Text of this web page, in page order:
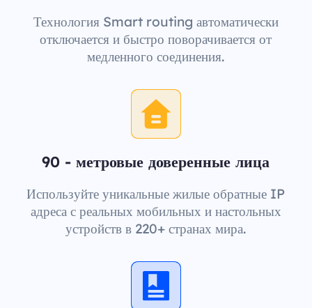
Технология Smart routing автоматически
отключается и быстро поворачивается от
медленного соединения.
90 - метровые доверенные лица
Используйте уникальные жилые обратные IP
адреса с реальных мобильных и настольных
устройств в 220+ странах мира.